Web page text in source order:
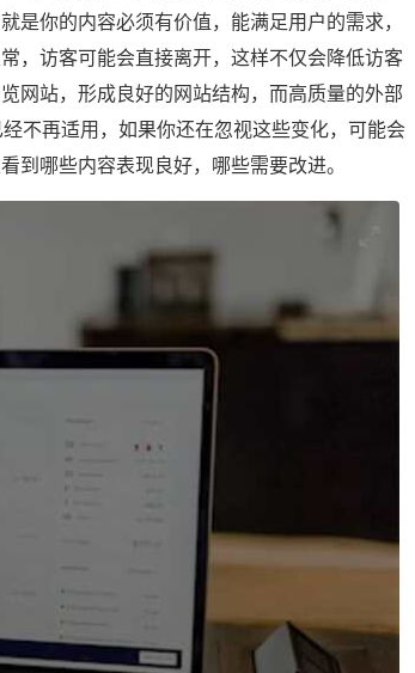
你的内容必须有价值，能满足用户的需求，
，访客可能会直接离开，这样不仅会降低访客
网站，形成良好的网站结构，而高质量的外部
不再适用，如果你还在忽视这些变化，可能会
到哪些内容表现良好，哪些需要改进。